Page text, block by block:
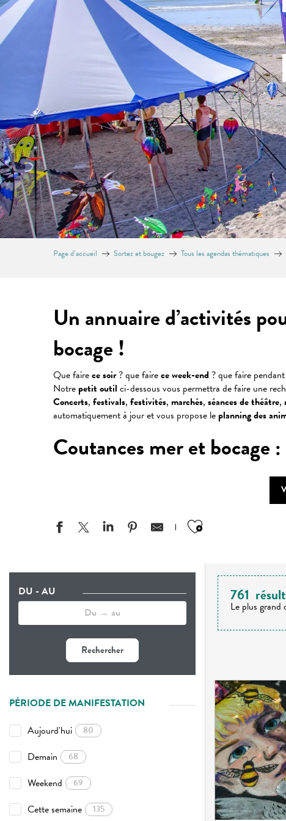
Page d’accueil Sortez et bougez Tous les agendas thématiques
Un annuaire d’activités
bocage !
Que fairece soir? que fairece week-end ? que faire pendant
Notre petit outil ci-dessous vous permettra de faire une
Concerts, festivals, festivités, marchés, séancesdethéâtre,
automatiquement à jour et vous propose le planning des
Coutances mer et bocage
Ajouter aux
DU - AU
Rechercher
PÉRIODE DE MANIFESTATION
Aujourd'hui
80
Demain 68
Weekend 69
Cette semaine 135
761
Le plus